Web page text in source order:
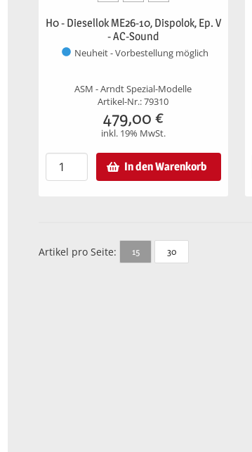
H0 - Diesellok ME26-10, Dispolok, Ep. V
- AC-Sound
Neuheit - Vorbestellung möglich
ASM - Arndt Spezial-Modelle
Artikel-Nr.: 79310
479,00 €
inkl. 19% MwSt.
In den Warenkorb
Artikel pro Seite: 15 30